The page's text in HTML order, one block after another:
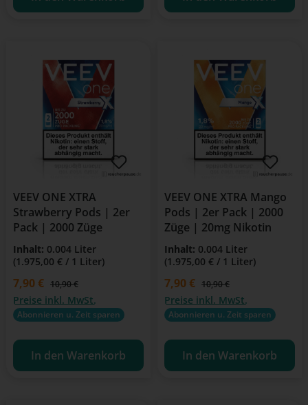
VEEV ONE XTRA
Strawberry Pods | 2er
Pack | 2000 Züge
Inhalt: 0.004 Liter
(1.975,00 € / 1 Liter)
Verkaufspreis:
7,90 € Regulärer Preis:
10,90 €
Preise inkl. MwSt.
Abonnieren u. Zeit sparen
In den Warenkorb
VEEV ONE XTRA Mango
Pods | 2er Pack | 2000
Züge | 20mg Nikotin
Inhalt: 0.004 Liter
(1.975,00 € / 1 Liter)
Verkaufspreis:
7,90 € Regulärer Preis:
10,90 €
Preise inkl. MwSt.
Abonnieren u. Zeit sparen
In den Warenkorb